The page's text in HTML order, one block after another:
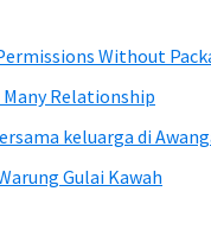
Without
Many Relationship
keluarga di
Gulai Kawah